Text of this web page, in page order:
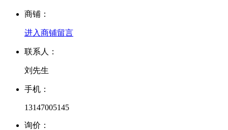
商铺：
进入商铺留言
联系人：
刘先生
手机：
13147005145
询价：